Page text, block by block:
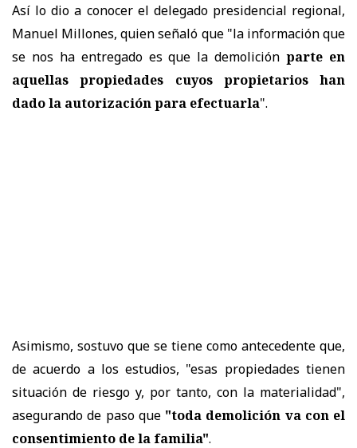
Así lo dio a conocer el delegado presidencial regional,
Manuel Millones, quien señaló que "la información que
se nos ha entregado es que la demoliciónparte en
aquellas propiedades cuyos propietarios han
dado la autorización para efectuarla".
Asimismo, sostuvo que se tiene como antecedente que,
de acuerdo a los estudios, "esas propiedades tienen
situación de riesgo y, por tanto, con la materialidad",
asegurando de paso que "toda demolición va con el
consentimiento de la familia".